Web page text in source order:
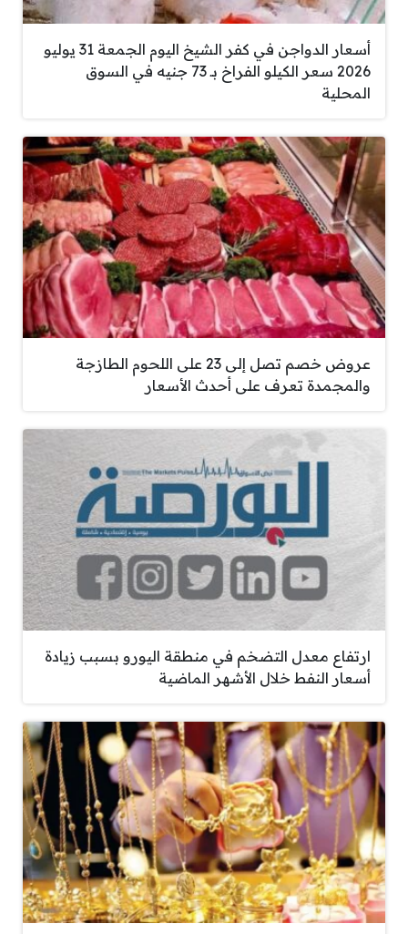
أسعار الدواجن في كفر الشيخ اليوم الجمعة 31 يوليو
2026 سعر الكيلو الفراخ بـ 73 جنيه في السوق
المحلية
عروض خصم تصل إلى 23 على اللحوم الطازجة
والمجمدة تعرف على أحدث الأسعار
ارتفاع معدل التضخم في منطقة اليورو بسبب زيادة
أسعار النفط خلال الأشهر الماضية